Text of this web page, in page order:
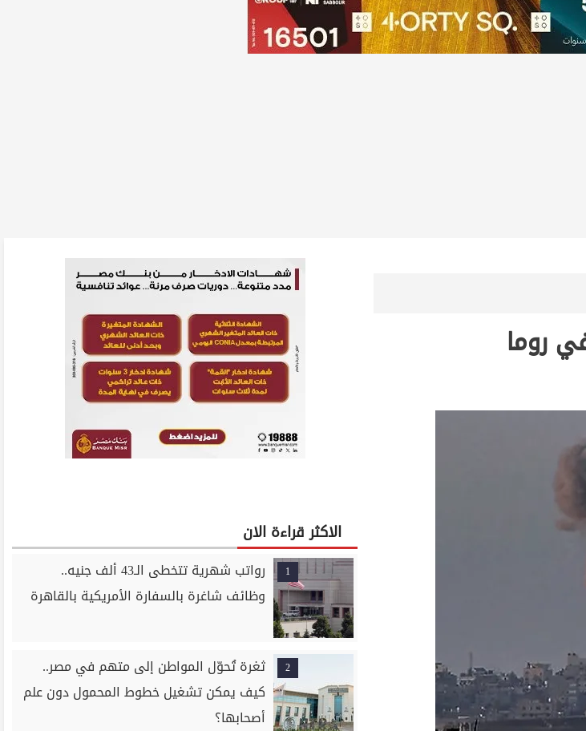
الاكثر قراءة الان
1
رواتب شهرية تتخطى الـ43 ألف جنيه..
وظائف شاغرة بالسفارة الأمريكية بالقاهرة
2
ثغرة تُحوّل المواطن إلى متهم في مصر..
كيف يمكن تشغيل خطوط المحمول دون علم
أصحابها؟